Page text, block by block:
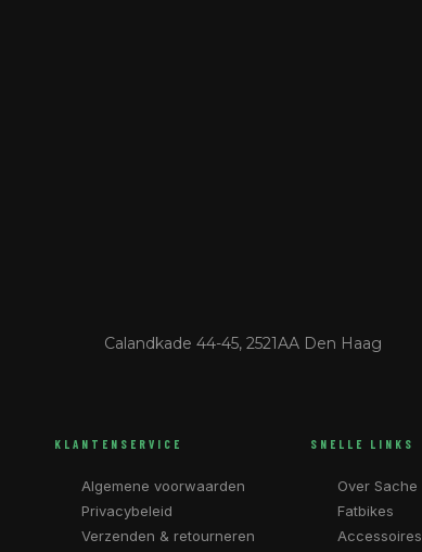
Calandkade 44-45, 2521AA Den Haag
KLANTENSERVICE
Algemene voorwaarden
Privacybeleid
Verzenden & retourneren
SNELLE LINKS
Over Sache
Fatbikes
Accessoires